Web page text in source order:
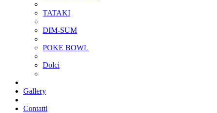
TATAKI
DIM-SUM
POKE BOWL
Dolci
Gallery
Contatti